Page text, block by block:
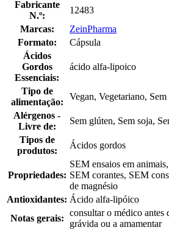
Fabricante
N.º:
12483
Marcas:
ZeinPharma
Formato:
Cápsula
Ácidos
Gordos
Essenciais:
ácido alfa-lipoico
Tipo de
alimentação:
Vegan, Vegetariano,
Alérgenos -
Livre de:
Sem glúten, Sem soja,
Tipos de
produtos:
Ácidos gordos
Propriedades:
SEM ensaios em
SEM corantes, SEM
de magnésio
Antioxidantes: Ácido alfa-lipóico
Notas gerais:
consultar o médico antes
grávida ou a amamentar